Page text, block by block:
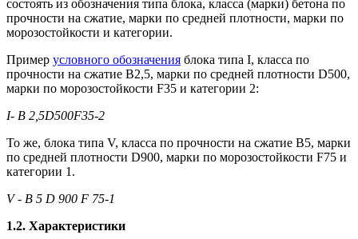
состоять из обозначения типа блока, класса (марки) бетона по
прочности на сжатие, марки по средней плотности, марки по
морозостойкости и категории.
Пример условного обозначения блока типа I, класса по
прочности на сжатие В2,5, марки по средней плотности D500,
марки по морозостойкости F35 и категории 2:
I- В 2,5D500F35-2
То же, блока типа V, класса по прочности на сжатие В5, марки
по средней плотности D900, марки по морозостойкости F75 и
категории 1.
V- B 5 D 900 F 75-1
1.2. Характеристики